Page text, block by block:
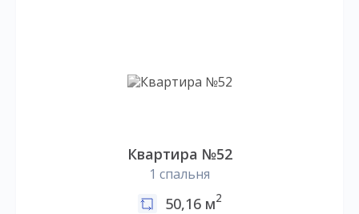
Квартира №52
1 спальня
50,16 м2